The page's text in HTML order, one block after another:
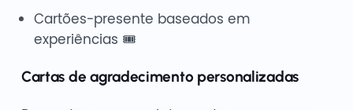
Cartões-presente baseados em
experiências 🎟️
Cartas de agradecimento personalizadas